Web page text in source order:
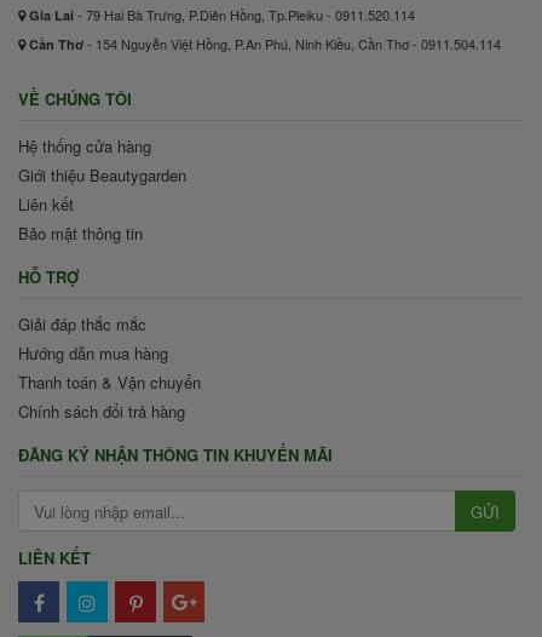
Gia Lai - 79 Hai Bà Trưng, P.Diên Hồng, Tp.Pleiku - 0911.520.114
Cần Thơ - 154 Nguyễn Việt Hồng, P.An Phú, Ninh Kiều, Cần Thơ - 0911.504.114
VỀ CHÚNG TÔI
Hệ thống cửa hàng
Giới thiệu Beautygarden
Liên kết
Bảo mật thông tin
HỖ TRỢ
Giải đáp thắc mắc
Hướng dẫn mua hàng
Thanh toán & Vận chuyển
Chính sách đổi trả hàng
ĐĂNG KÝ NHẬN THÔNG TIN KHUYẾN MÃI
GỬI
LIÊN KẾT